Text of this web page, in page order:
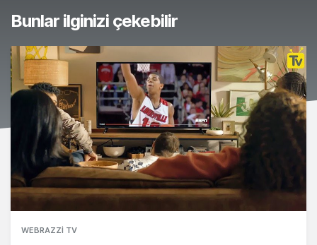
Bunlar ilginizi çekebilir
WEBRAZZI TV